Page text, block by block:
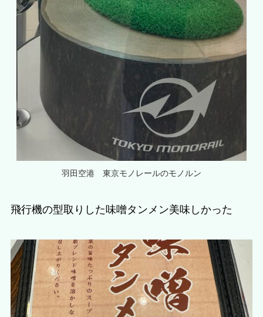
羽田空港 東京モノレールのモノルン
飛行機の型取りした味噌タンメン美味しかった